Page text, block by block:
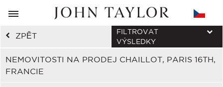
ZPĚT
NEMOVITOSTI NA PRODEJ CHAILLOT, PARIS 16TH,
FRANCIE
FILTROVAT
VÝSLEDKY